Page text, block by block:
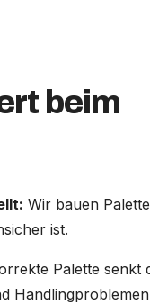
beim
Wir bauen
ist.
Palette senkt